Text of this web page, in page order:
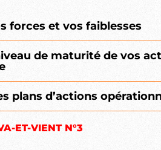
forces et vos faiblesses
de maturité de vos
plans d’actions
ET-VIENT N°3